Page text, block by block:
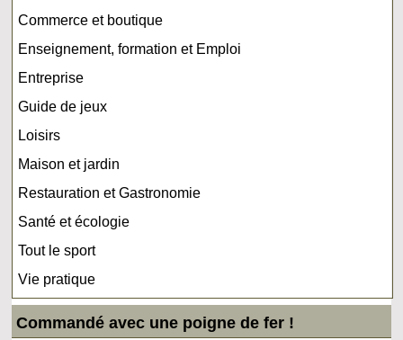
Commerce et boutique
Enseignement, formation et Emploi
Entreprise
Guide de jeux
Loisirs
Maison et jardin
Restauration et Gastronomie
Santé et écologie
Tout le sport
Vie pratique
Commandé avec une poigne de fer !